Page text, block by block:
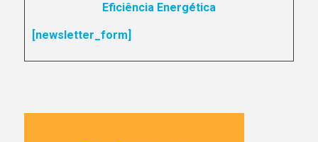
Eficiência Energética
[newsletter_form]